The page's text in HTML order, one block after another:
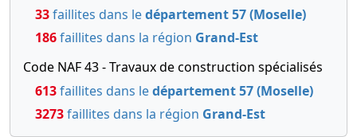
33faillites dans ledépartement 57 (Moselle)
186faillites dans la région Grand-Est
Code NAF 43 - Travaux de construction spécialisés
613faillites dans ledépartement 57 (Moselle)
3273faillites dans la région Grand-Est